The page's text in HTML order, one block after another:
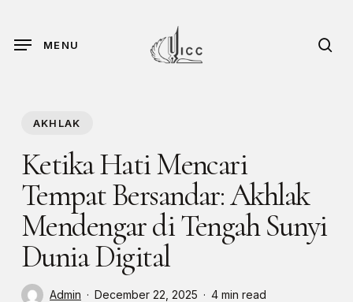
main
MENU
AKHLAK
Ketika Hati Mencari
Tempat Bersandar: Akhlak
Mendengar di Tengah Sunyi
Dunia Digital
Admin December 22, 2025 4 min read